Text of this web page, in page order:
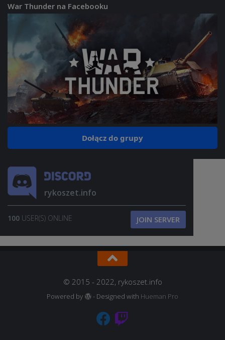
War Thunder na Facebooku
Dołącz do grupy
rykoszet.info
100 USER(S) ONLINE JOIN SERVER
© 2015 - 2022, rykoszet.info
Powered by - Designed with Hueman Pro